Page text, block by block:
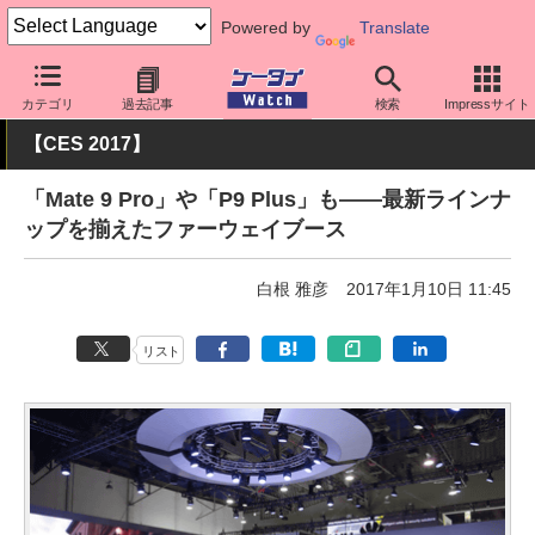
Powered by Translate
カテゴリ 過去記事 検索 Impressサイト
ケータイ Watch OS Android ファーウェイ
【CES 2017】
「Mate 9 Pro」や「P9 Plus」も――最新ラインナ
ップを揃えたファーウェイブース
白根 雅彦 2017年1月10日 11:45
リスト